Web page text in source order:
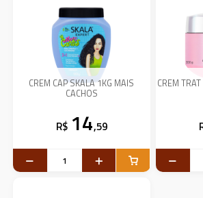
CREM CAP SKALA 1KG MAIS
CACHOS
R$ 14,59
CREM